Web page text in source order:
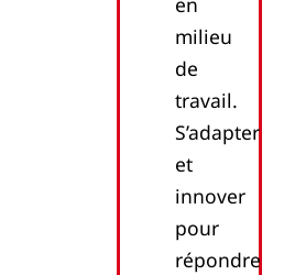
milieu
de
travail.
S’adapter
et
innover
pour
répondre